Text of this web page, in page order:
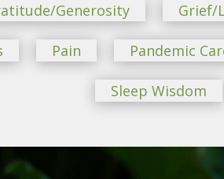
Generosity Grief/
Pain Pandemic
Sleep Wisdom